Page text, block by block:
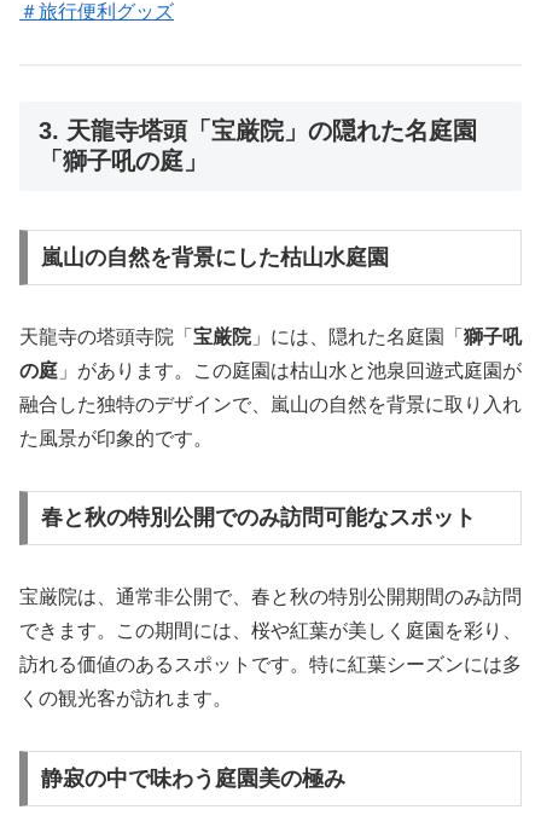
＃旅行便利グッズ
3. 天龍寺塔頭「宝厳院」の隠れた名庭園
「獅子吼の庭」
嵐山の自然を背景にした枯山水庭園
天龍寺の塔頭寺院「 宝厳院」には、隠れた名庭園「 獅子吼
の庭 」があります。この庭園は枯山水と池泉回遊式庭園が
融合した独特のデザインで、嵐山の自然を背景に取り入れ
た風景が印象的です。
春と秋の特別公開でのみ訪問可能なスポット
宝厳院は、通常非公開で、春と秋の特別公開期間のみ訪問
できます。この期間には、桜や紅葉が美しく庭園を彩り、
訪れる価値のあるスポットです。特に紅葉シーズンには多
くの観光客が訪れます。
静寂の中で味わう庭園美の極み